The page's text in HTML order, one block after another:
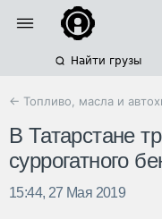
Найти грузы
← Топливо, масла и
В Татарстане
суррогатного
15:44, 27 Мая 2019